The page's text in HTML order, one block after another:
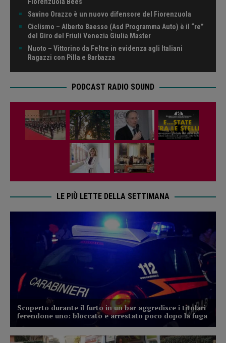
Savino Orazzo è un nuovo difensore del Fiorenzuola
Ciclismo – Alberto Baesso (Asd Programma Auto) è il “re”
del Giro del Friuli Venezia Giulia Master
Nuoto – Vittorino da Feltre in evidenza agli Italiani
Ragazzi con Pilla e Barbazza
PODCAST RADIO SOUND
LE PIÙ LETTE DELLA SETTIMANA